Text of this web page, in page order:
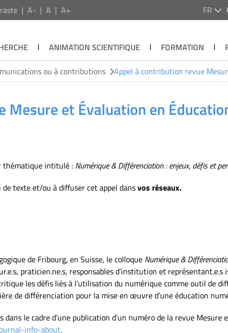
A- A A+ FR
ANIMATION SCIENTIFIQUE FORMATION
ou à contributions Appel à contribution revue
Mesure et Évaluation en
thématique intitulé : Numérique & Différenciation : enjeux, défis et
texte et/ou à diffuser cet appel dansvos réseaux.
de Fribourg, en Suisse, le colloque Numérique &
praticien.ne.s, responsables d’institution et
les défis liés à l’utilisation du numérique comme outil de
de différenciation pour la mise en œuvre d’une éducation
le cadre d’une publication d’un numéro de la revue Mesure
info-about.